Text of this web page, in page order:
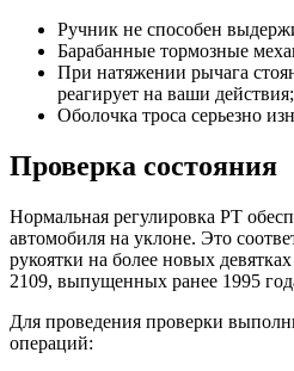
Ручник не способен
Барабанные тормозные
При натяжении рычага
реагирует на ваши действия;
Оболочка троса серьезно
Проверка состояния
Нормальная регулировка РТ
автомобиля на уклоне. Это
рукоятки на более новых
2109, выпущенных ранее 1995
Для проведения проверки
операций: